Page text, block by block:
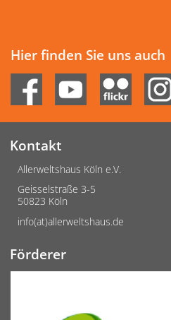
Hier finden Sie uns auch
Kontakt
Allerweltshaus Köln e.V.
Geisselstraße 3-5
50823 Köln
info(at)allerweltshaus.de
Förderer